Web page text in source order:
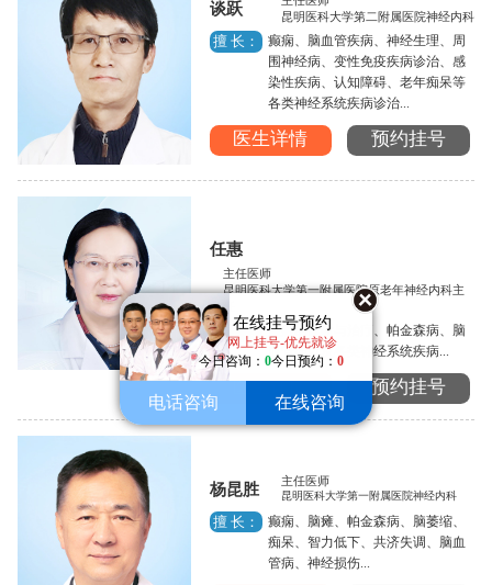
在线挂号预约
网上挂号-优先就诊
今日咨询： 0今日预约： 0
电话咨询 在线咨询
谈跃
昆明医科大学第二附属医院神经内科
擅 长：
癫痫、脑血管疾病、神经生理、周
围神经病、变性免疫疾病诊治、感
染性疾病、认知障碍、老年痴呆等
各类神经系统疾病诊治...
医生详情 预约挂号
任惠
主任医师
昆明医科大学第一附属医院原老年神经内科主
任
擅 长： 癫痫的诊断与治疗、帕金森病、脑
血管病以及各类神经系统疾病...
医生详情 预约挂号
杨昆胜 主任医师
昆明医科大学第一附属医院神经内科
擅 长：
癫痫、脑瘫、帕金森病、脑萎缩、
痴呆、智力低下、共济失调、脑血
管病、神经损伤...